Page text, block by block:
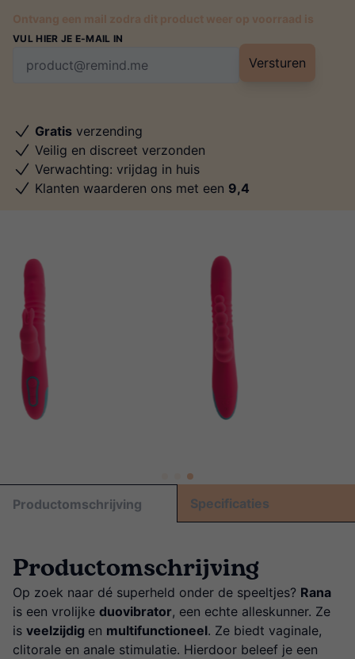
Ontvang een mail zodra dit product weer op voorraad is
VUL HIER JE E-MAIL IN
Versturen
Gratis verzending
Veilig en discreet verzonden
Verwachting: vrijdag in huis
Klanten waarderen ons met een 9,4
Productomschrijving Specificaties
Productomschrijving
Op zoek naar dé superheld onder de speeltjes? Rana
is een vrolijke duovibrator, een echte alleskunner. Ze
is veelzijdig en multifunctioneel. Ze biedt vaginale,
clitorale en anale stimulatie. Hierdoor beleef je een